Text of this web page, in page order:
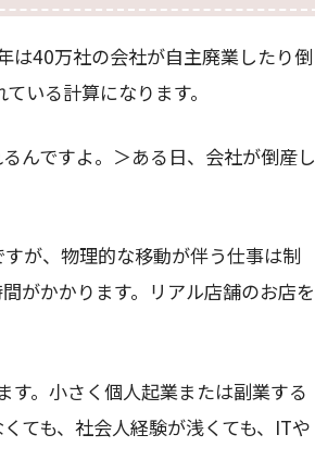
は40万社の会社が自主廃業したり倒
いる計算になります。
んですよ。＞ある日、会社が倒産し
が、物理的な移動が伴う仕事は制
がかかります。リアル店舗のお店を
す。小さく個人起業または副業する
ても、社会人経験が浅くても、ITや